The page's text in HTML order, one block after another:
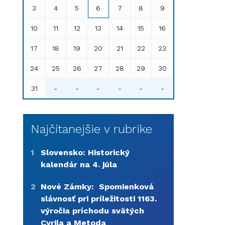
3 4 5 6 7 8 9
10 11 12 13 14 15 16
17 18 19 20 21 22 23
24 25 26 27 28 29 30
31 - - - - - -
Najčítanejšie v rubrike
1
Slovensko: Historický
kalendár na 4. júla
2
Nové Zámky: Spomienková
slávnosť pri príležitosti 1163.
výročia príchodu svätých
Cyrila a Metoda